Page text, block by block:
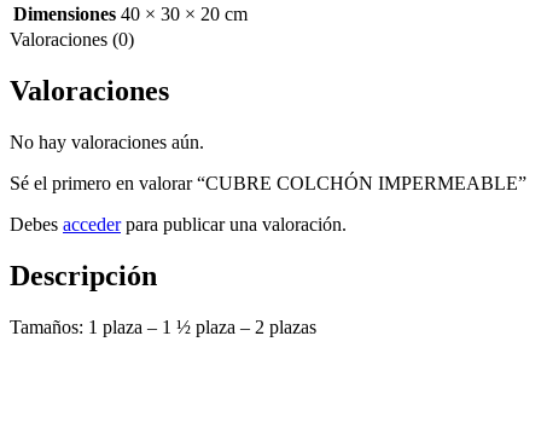
Dimensiones 40 × 30 × 20 cm
Valoraciones (0)
Valoraciones
No hay valoraciones aún.
Sé el primero en valorar “CUBRE COLCHÓN IMPERMEABLE”
Debes accederpara publicar una valoración.
Descripción
Tamaños: 1 plaza – 1 ½ plaza – 2 plazas